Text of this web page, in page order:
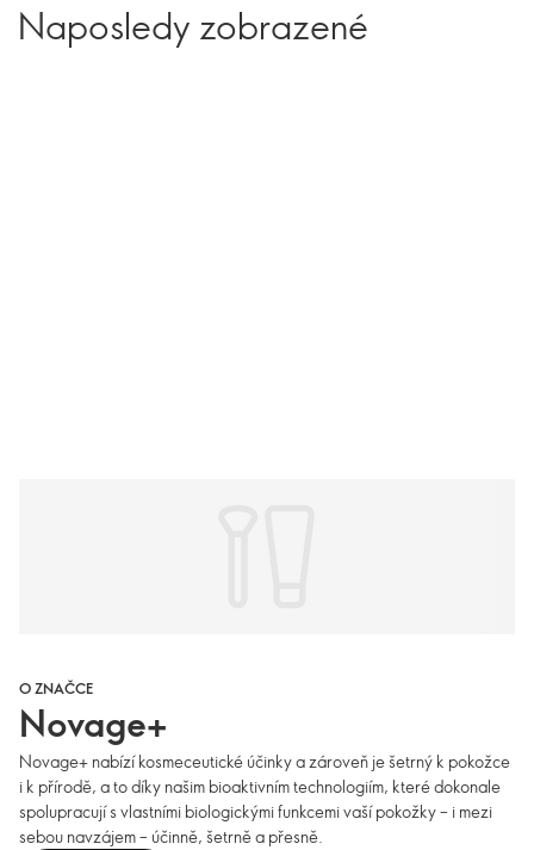
Naposledy zobrazené
O ZNAČCE
Novage+
Novage+ nabízí kosmeceutické účinky a zároveň je šetrný k pokožce
i k přírodě, a to díky našim bioaktivním technologiím, které dokonale
spolupracují s vlastními biologickými funkcemi vaší pokožky – i mezi
sebou navzájem – účinně, šetrně a přesně.